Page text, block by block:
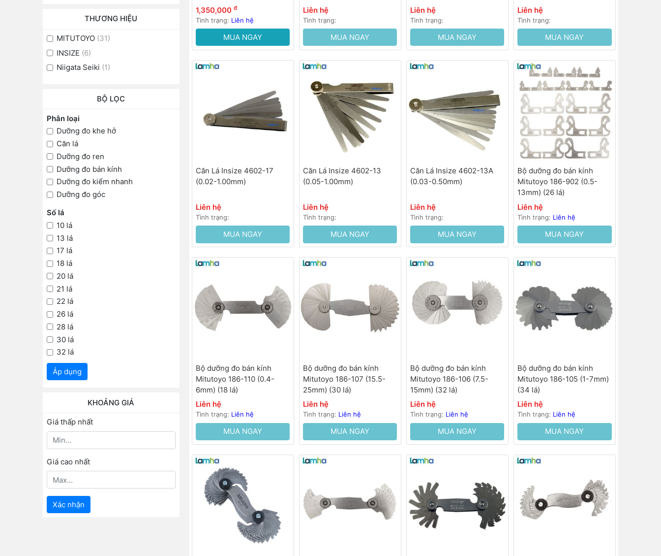
THƯƠNG HIỆU
MITUTOYO (31)
INSIZE (6)
Niigata Seiki (1)
BỘ LỌC
Phân loại
Dưỡng đo khe hở
Căn lá
Dưỡng đo ren
Dưỡng đo bán kính
Dưỡng đo kiểm nhanh
Dưỡng đo góc
Số lá
10 lá
13 lá
17 lá
18 lá
20 lá
21 lá
22 lá
26 lá
28 lá
30 lá
32 lá
34 lá
51 lá
Hệ Inch/Mét
Hệ mét/TPI
Áp dụng
KHOẢNG GIÁ
Giá thấp nhất
Giá cao nhất
Xác nhận
1,350,000 đ
Tình trạng: Liên hệ
MUA NGAY
Liên hệ
Tình trạng:
MUA NGAY
Liên hệ
Tình trạng:
MUA NGAY
Liên hệ
Tình trạng:
MUA NGAY
Căn Lá Insize 4602-17
(0.02-1.00mm)
Liên hệ
Tình trạng:
MUA NGAY
Căn Lá Insize 4602-13
(0.05-1.00mm)
Liên hệ
Tình trạng:
MUA NGAY
Căn Lá Insize 4602-13A
(0.03-0.50mm)
Liên hệ
Tình trạng:
MUA NGAY
Bộ dưỡng đo bán kính
Mitutoyo 186-902 (0.5-
13mm) (26 lá)
Liên hệ
Tình trạng: Liên hệ
MUA NGAY
Bộ dưỡng đo bán kính
Mitutoyo 186-110 (0.4-
6mm) (18 lá)
Liên hệ
Tình trạng: Liên hệ
MUA NGAY
Bộ dưỡng đo bán kính
Mitutoyo 186-107 (15.5-
25mm) (30 lá)
Liên hệ
Tình trạng: Liên hệ
MUA NGAY
Bộ dưỡng đo bán kính
Mitutoyo 186-106 (7.5-
15mm) (32 lá)
Liên hệ
Tình trạng: Liên hệ
MUA NGAY
Bộ dưỡng đo bán kính
Mitutoyo 186-105 (1-7mm)
(34 lá)
Liên hệ
Tình trạng: Liên hệ
MUA NGAY